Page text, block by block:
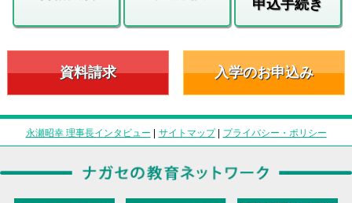
申込手続き
資料請求 入学のお申込み
永瀬昭幸 理事長インタビュー | サイトマップ| プライバシー・ポリシー